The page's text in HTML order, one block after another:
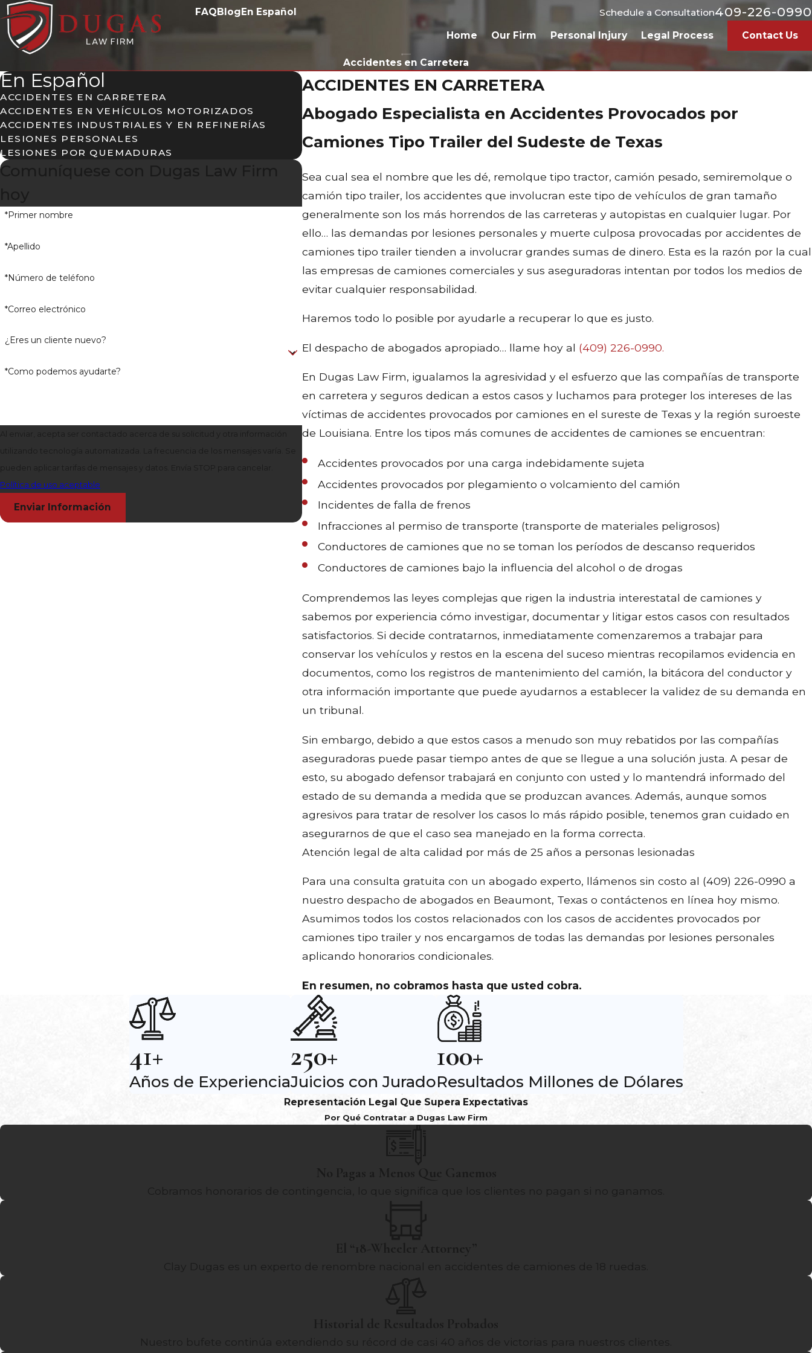
FAQ Blog En Español Schedule a Consultation409-226-0990
Home Our Firm Personal Injury Legal Process Contact Us
Accidentes en Carretera
ACCIDENTES EN CARRETERA
Abogado Especialista en Accidentes Provocados por
Camiones Tipo Trailer del Sudeste de Texas
Sea cual sea el nombre que les dé, remolque tipo tractor, camión pesado, semiremolque o
camión tipo trailer, los accidentes que involucran este tipo de vehículos de gran tamaño
generalmente son los más horrendos de las carreteras y autopistas en cualquier lugar. Por
ello… las demandas por lesiones personales y muerte culposa provocadas por accidentes de
camiones tipo trailer tienden a involucrar grandes sumas de dinero. Esta es la razón por la cual
las empresas de camiones comerciales y sus aseguradoras intentan por todos los medios de
evitar cualquier responsabilidad.
Haremos todo lo posible por ayudarle a recuperar lo que es justo.
El despacho de abogados apropiado… llame hoy al (409) 226-0990.
En Dugas Law Firm, igualamos la agresividad y el esfuerzo que las compañías de transporte
en carretera y seguros dedican a estos casos y luchamos para proteger los intereses de las
víctimas de accidentes provocados por camiones en el sureste de Texas y la región suroeste
de Louisiana. Entre los tipos más comunes de accidentes de camiones se encuentran:
Accidentes provocados por una carga indebidamente sujeta
Accidentes provocados por plegamiento o volcamiento del camión
Incidentes de falla de frenos
Infracciones al permiso de transporte (transporte de materiales peligrosos)
Conductores de camiones que no se toman los períodos de descanso requeridos
Conductores de camiones bajo la influencia del alcohol o de drogas
Comprendemos las leyes complejas que rigen la industria interestatal de camiones y
sabemos por experiencia cómo investigar, documentar y litigar estos casos con resultados
satisfactorios. Si decide contratarnos, inmediatamente comenzaremos a trabajar para
conservar los vehículos y restos en la escena del suceso mientras recopilamos evidencia en
documentos, como los registros de mantenimiento del camión, la bitácora del conductor y
otra información importante que puede ayudarnos a establecer la validez de su demanda en
un tribunal.
Sin embargo, debido a que estos casos a menudo son muy rebatidos por las compañías
aseguradoras puede pasar tiempo antes de que se llegue a una solución justa. A pesar de
esto, su abogado defensor trabajará en conjunto con usted y lo mantendrá informado del
estado de su demanda a medida que se produzcan avances. Además, aunque somos
agresivos para tratar de resolver los casos lo más rápido posible, tenemos gran cuidado en
asegurarnos de que el caso sea manejado en la forma correcta.
Atención legal de alta calidad por más de 25 años a personas lesionadas
Para una consulta gratuita con un abogado experto, llámenos sin costo al (409) 226-0990 a
nuestro despacho de abogados en Beaumont, Texas o contáctenos en línea hoy mismo.
Asumimos todos los costos relacionados con los casos de accidentes provocados por
camiones tipo trailer y nos encargamos de todas las demandas por lesiones personales
aplicando honorarios condicionales.
En resumen, no cobramos hasta que usted cobra.
En Español
ACCIDENTES EN CARRETERA
ACCIDENTES EN VEHÍCULOS MOTORIZADOS
ACCIDENTES INDUSTRIALES Y EN REFINERÍAS
LESIONES PERSONALES
LESIONES POR QUEMADURAS
Comuníquese con Dugas Law Firm
*Primer nombre
*Apellido
*Número de teléfono
*Correo electrónico
¿Eres un cliente nuevo?
*Como podemos ayudarte?
Política de uso aceptable
Enviar Información
41+
Años de Experiencia
250+
Juicios con Jurado
100+
Resultados Millones de Dólares
Representación Legal Que Supera Expectativas
Por Qué Contratar a Dugas Law Firm